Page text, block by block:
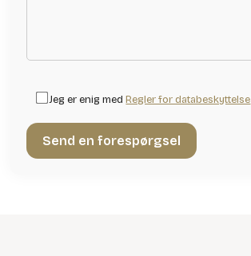
Jeg er enig medRegler for databeskyttelse